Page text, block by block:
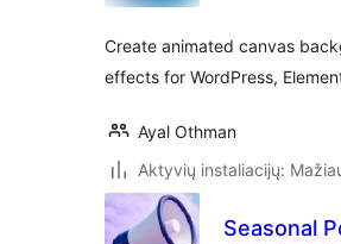
Create animated canvas
effects for WordPress,
Ayal Othman
Aktyvių instaliacijų:
Seasonal